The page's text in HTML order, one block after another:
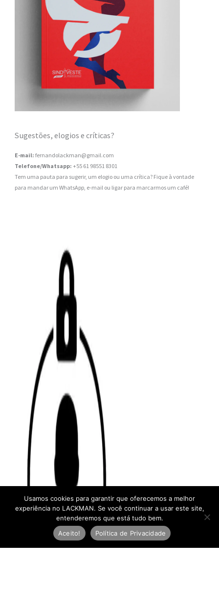
Sugestões, elogios e críticas?
E-mail: fernandolackman@gmail.com
Telefone/Whatsapp: +55 61 98551 8301
Tem uma pauta para sugerir, um elogio ou uma crítica? Fique à vontade
para mandar um WhatsApp, e-mail ou ligar para marcarmos um café!
Usamos cookies para garantir que oferecemos a melhor
experiência no LACKMAN. Se você continuar a usar este site,
entenderemos que está tudo bem.
Aceito!
Política de Privacidade